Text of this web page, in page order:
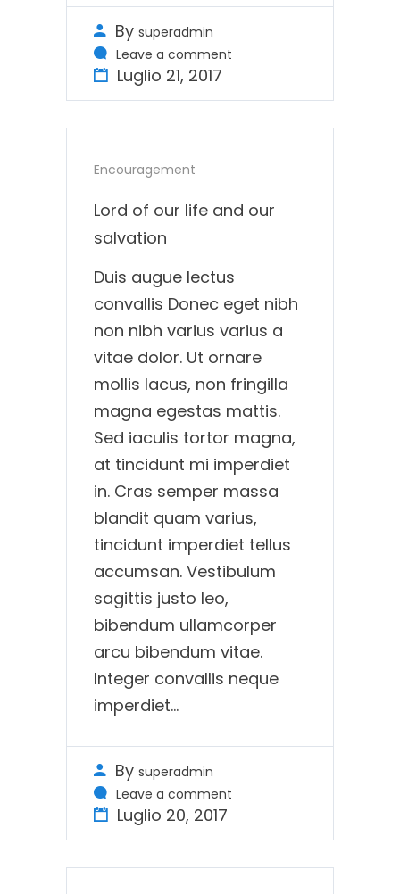
By superadmin
Leave a comment
Luglio 21, 2017
Encouragement
Lord of our life and our
salvation
Duis augue lectus
convallis Donec eget nibh
non nibh varius varius a
vitae dolor. Ut ornare
mollis lacus, non fringilla
magna egestas mattis.
Sed iaculis tortor magna,
at tincidunt mi imperdiet
in. Cras semper massa
blandit quam varius,
tincidunt imperdiet tellus
accumsan. Vestibulum
sagittis justo leo,
bibendum ullamcorper
arcu bibendum vitae.
Integer convallis neque
imperdiet…
By superadmin
Leave a comment
Luglio 20, 2017